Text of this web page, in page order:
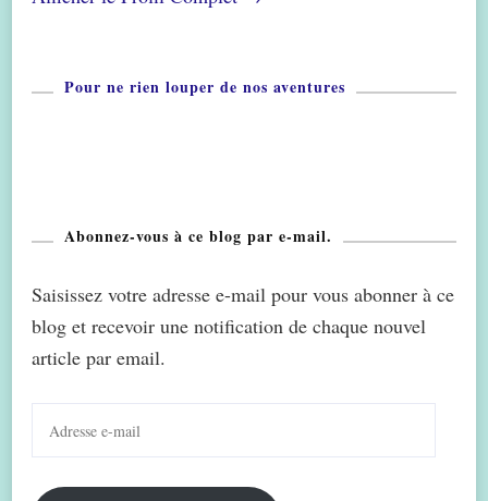
Pour ne rien louper de nos aventures
Abonnez-vous à ce blog par e-mail.
Saisissez votre adresse e-mail pour vous abonner à ce
blog et recevoir une notification de chaque nouvel
article par email.
mail